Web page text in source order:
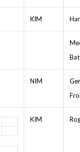
KIM
NIM
KIM